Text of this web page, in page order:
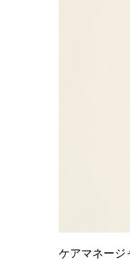
ケアマネージ